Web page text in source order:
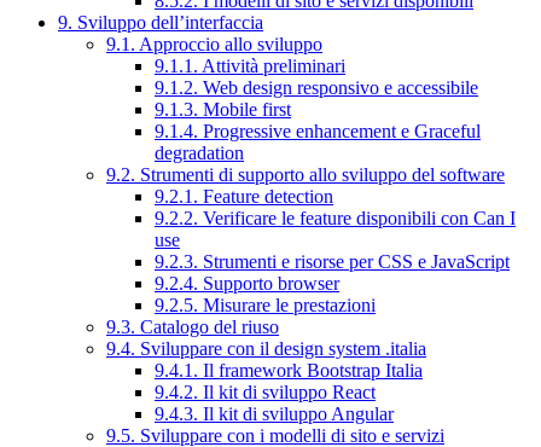
9. Sviluppo dell’interfaccia
9.1. Approccio allo sviluppo
9.1.1. Attività preliminari
9.1.2. Web design responsivo e accessibile
9.1.3. Mobile first
9.1.4. Progressive enhancement e Graceful
degradation
9.2. Strumenti di supporto allo sviluppo del software
9.2.1. Feature detection
9.2.2. Verificare le feature disponibili con Can I
use
9.2.3. Strumenti e risorse per CSS e JavaScript
9.2.4. Supporto browser
9.2.5. Misurare le prestazioni
9.3. Catalogo del riuso
9.4. Sviluppare con il design system .italia
9.4.1. Il framework Bootstrap Italia
9.4.2. Il kit di sviluppo React
9.4.3. Il kit di sviluppo Angular
9.5. Sviluppare con i modelli di sito e servizi